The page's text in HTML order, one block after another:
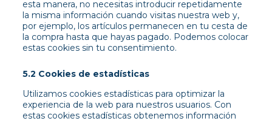
esta manera, no necesitas introducir repetidamente
la misma información cuando visitas nuestra web y,
por ejemplo, los artículos permanecen en tu cesta de
la compra hasta que hayas pagado. Podemos colocar
estas cookies sin tu consentimiento.
5.2 Cookies de estadísticas
Utilizamos cookies estadísticas para optimizar la
experiencia de la web para nuestros usuarios. Con
estas cookies estadísticas obtenemos información